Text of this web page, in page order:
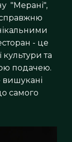
"Мерані",
- це
та
подачею.
самого